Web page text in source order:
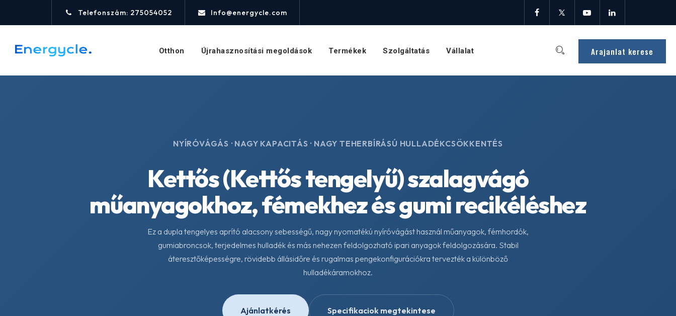
Telefonszám: 275054052 Info@energycle.com
Arajanlat kerese
Otthon Újrahasznosítási megoldások Termékek Szolgáltatás Vállalat
NYÍRÓVÁGÁS · NAGY KAPACITÁS · NAGY TEHERBÍRÁSÚ HULLADÉKCSÖKKENTÉS
Kettős (Kettős tengelyű) szalagvágó
műanyagokhoz, fémekhez és gumi recikéléshez
Ez a dupla tengelyes aprító alacsony sebességű, nagy nyomatékú nyíróvágást használ műanyagok, fémhordók,
gumiabroncsok, terjedelmes hulladék és más nehezen feldolgozható ipari anyagok feldolgozására. Stabil
áteresztőképességre, rövidebb állásidőre és rugalmas pengekonfigurációkra tervezték a különböző
hulladékáramokhoz.
Ajánlatkérés Specifikaciok megtekintese